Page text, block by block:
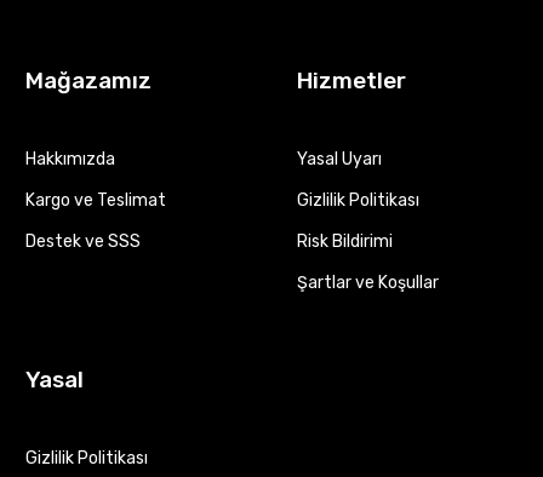
Mağazamız
Hakkımızda
Kargo ve Teslimat
Destek ve SSS
Hizmetler
Yasal Uyarı
Gizlilik Politikası
Risk Bildirimi
Şartlar ve Koşullar
Yasal
Gizlilik Politikası